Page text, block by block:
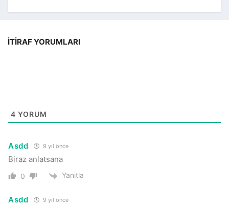
İTIRAF YORUMLARI
4 YORUM
Asdd 9 yıl önce
Biraz anlatsana
0 Yanıtla
Asdd 9 yıl önce